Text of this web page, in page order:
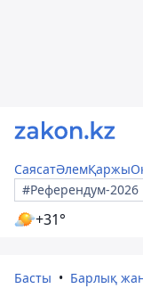
СаясатӘлемҚаржы
#Референдум-2026
+31°
Басты Барлық